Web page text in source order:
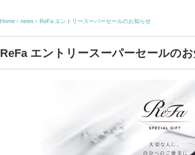
Home › news › ReFa エントリースーパーセールのお知らせ
ReFa エントリースーパーセールの